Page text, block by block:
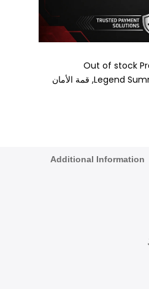
Out of stock
Legend قمة الأمان
Additional Information